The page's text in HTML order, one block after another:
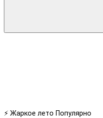
⚡ Жаркое лето Популярно